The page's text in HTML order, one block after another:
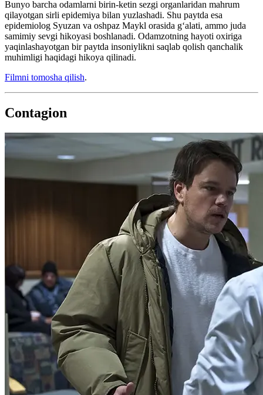
Вunyo barcha odamlarni birin-ketin sezgi organlaridan mahrum
qilayotgan sirli epidemiya bilan yuzlashadi. Shu paytda esa
epidemiolog Syuzan va oshpaz Maykl orasida g‘alati, ammo juda
samimiy sevgi hikoyasi boshlanadi. Odamzotning hayoti oxiriga
yaqinlashayotgan bir paytda insoniylikni saqlab qolish qanchalik
muhimligi haqidagi hikoya qilinadi.
Filmni tomosha qilish.
Contagion